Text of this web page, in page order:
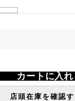
カートに入れ
店頭在庫を確認す